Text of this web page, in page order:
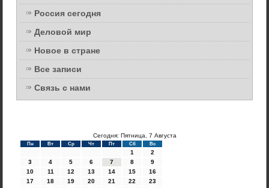
Россия сегодня
Деловой мир
Новое в стране
Все записи
Связь с нами
Сегодня: Пятница, 7 Августа
Пн Вт Ср Чт Пт Сб Вс
1
2
3
4 5 6 7 8
9
10
11 12 13 14 15
16
17
18 19 20 21 22
23